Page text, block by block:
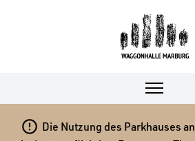
 Die Nutzung des Parkhauses